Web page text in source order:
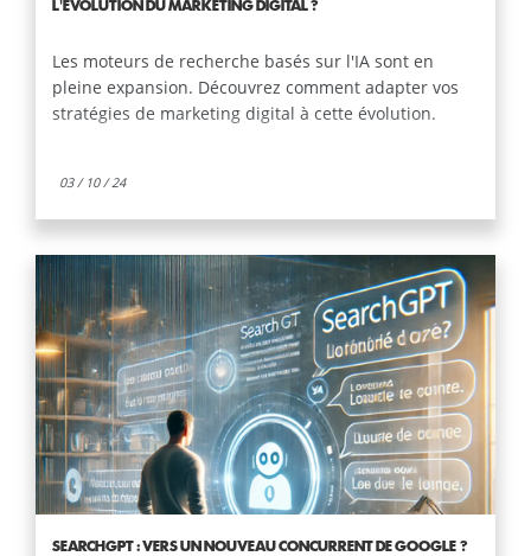
L'ÉVOLUTION DU MARKETING DIGITAL ?
Les moteurs de recherche basés sur l'IA sont en
pleine expansion. Découvrez comment adapter vos
stratégies de marketing digital à cette évolution.
03 / 10 / 24
SEARCHGPT : VERS UN NOUVEAU CONCURRENT DE GOOGLE ?